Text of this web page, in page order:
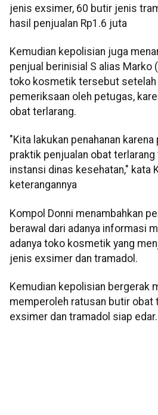
jenis exsimer, 60 butir jenis
hasil penjualan Rp1.6 juta
Kemudian kepolisian juga
penjual berinisial S alias Marko
toko kosmetik tersebut setelah
pemeriksaan oleh petugas,
obat terlarang.
"Kita lakukan penahanan
praktik penjualan obat
instansi dinas kesehatan," kata
keterangannya
Kompol Donni menambahkan
berawal dari adanya informasi
adanya toko kosmetik yang
jenis exsimer dan tramadol.
Kemudian kepolisian bergerak
memperoleh ratusan butir obat
exsimer dan tramadol siap edar.